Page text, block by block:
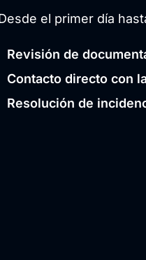
el primer día
Revisión de
Contacto directo con
Resolución de